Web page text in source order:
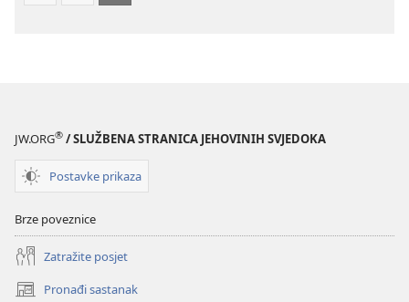
JW.ORG® / SLUŽBENA STRANICA JEHOVINIH SVJEDOKA
Postavke prikaza
Brze poveznice
Zatražite posjet
Pronađi sastanak
(otvara